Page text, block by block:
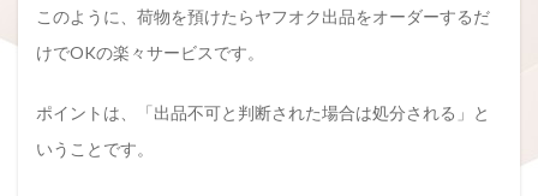
このように、荷物を預けたらヤフオク出品をオーダーするだ
けでOKの楽々サービスです。
ポイントは、「出品不可と判断された場合は処分される」と
いうことです。